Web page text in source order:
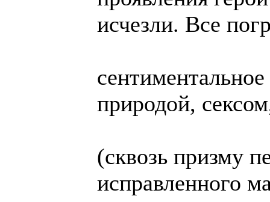
исчезли. Все
природой,
(сквозь призму
исправленного